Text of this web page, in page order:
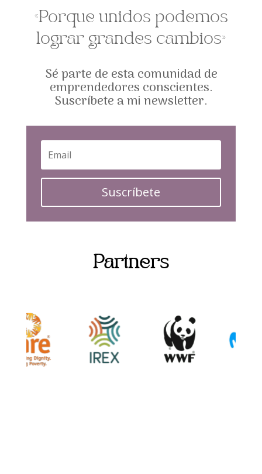
«Porque unidos podemos
lograr grandes cambios»
Sé parte de esta comunidad de
emprendedores conscientes.
Suscríbete a mi newsletter.
Suscríbete
Partners